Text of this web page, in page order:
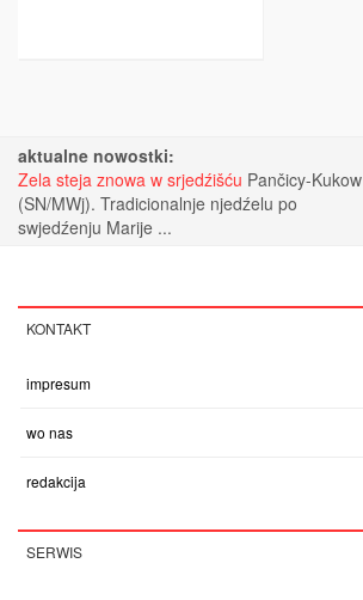
aktualne nowostki:
Zela steja znowa w srjedźišću Pančicy-Kukow
(SN/MWj). Tradicionalnje njedźelu po
swjedźenju Marije ...
KONTAKT
impresum
wo nas
redakcija
SERWIS